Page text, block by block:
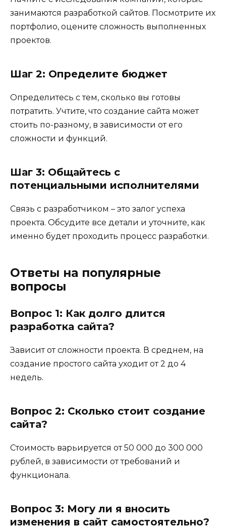
занимаются разработкой сайтов. Посмотрите их
портфолио, оцените сложность выполненных
проектов.
Шаг 2: Определите бюджет
Определитесь с тем, сколько вы готовы
потратить. Учтите, что создание сайта может
стоить по-разному, в зависимости от его
сложности и функций.
Шаг 3: Общайтесь с
потенциальными исполнителями
Связь с разработчиком – это залог успеха
проекта. Обсудите все детали и уточните, как
именно будет проходить процесс разработки.
Ответы на популярные
вопросы
Вопрос 1: Как долго длится
разработка сайта?
Зависит от сложности проекта. В среднем, на
создание простого сайта уходит от 2 до 4
недель.
Вопрос 2: Сколько стоит создание
сайта?
Стоимость варьируется от 50 000 до 300 000
рублей, в зависимости от требований и
функционала.
Вопрос 3: Могу ли я вносить
изменения в сайт самостоятельно?